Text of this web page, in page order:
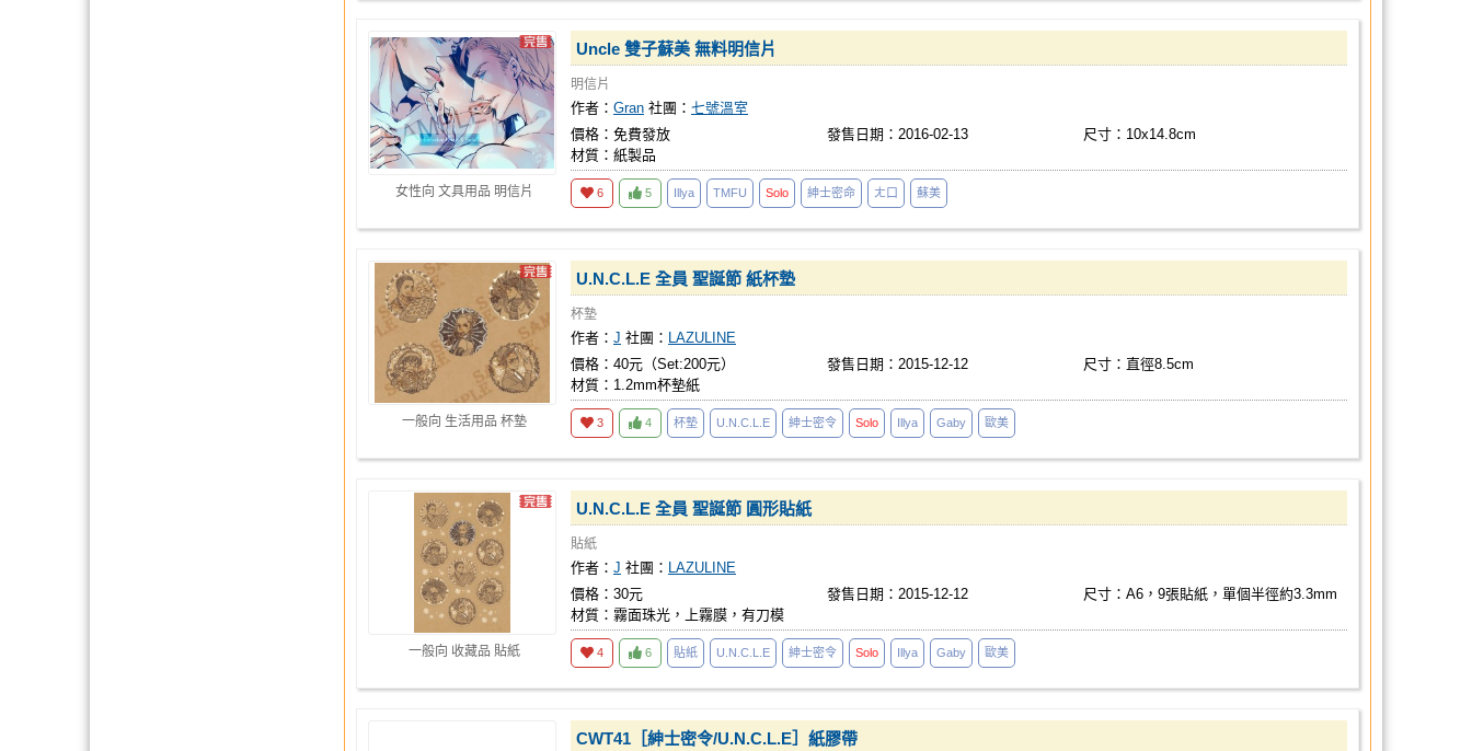
女性向 文具用品 明信片
Uncle 雙子蘇美 無料明信片
明信片
作者： Gran 社團： 七號溫室
價格：免費發放
發售日期：2016-02-13
尺寸：10x14.8cm
材質：紙製品
6 5 Illya TMFU Solo 紳士密命 ㄤ口 蘇美
一般向 生活用品 杯墊
U.N.C.L.E 全員 聖誕節 紙杯墊
杯墊
作者： J 社團： LAZULINE
價格：40元（Set:200元）
發售日期：2015-12-12
尺寸：直徑8.5cm
材質：1.2mm杯墊紙
3 4 杯墊 U.N.C.L.E 紳士密令 Solo Illya Gaby 歐美
一般向 收藏品 貼紙
U.N.C.L.E 全員 聖誕節 圓形貼紙
貼紙
作者： J 社團： LAZULINE
價格：30元
發售日期：2015-12-12
尺寸：A6，9張貼紙，單個半徑約3.3mm
材質：霧面珠光，上霧膜，有刀模
4 6 貼紙 U.N.C.L.E 紳士密令 Solo Illya Gaby 歐美
CWT41［紳士密令/U.N.C.L.E］紙膠帶